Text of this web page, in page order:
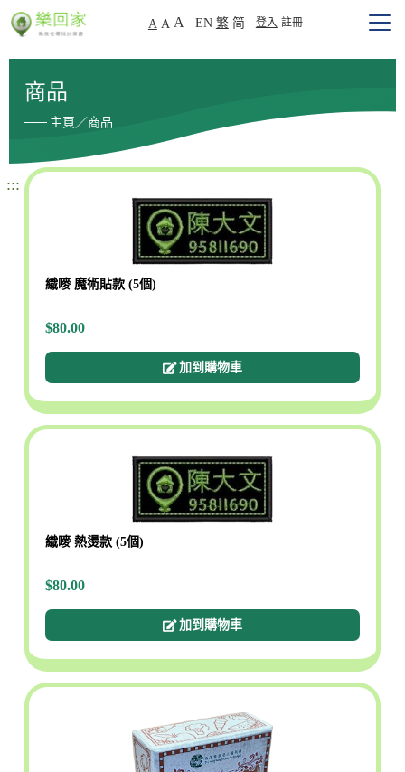
A A A EN 繁 简 登入 註冊
商品
主頁／商品
:::
織嘜 魔術貼款 (5個)
$80.00
加到購物車
織嘜 熱燙款 (5個)
$80.00
加到購物車